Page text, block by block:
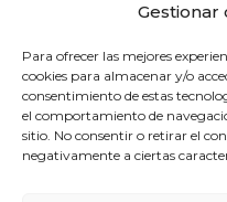
Gestionar
Para ofrecer las mejores
cookies para almacenar y/o
consentimiento de estas
el comportamiento de
sitio. No consentir o retirar el
negativamente a ciertas